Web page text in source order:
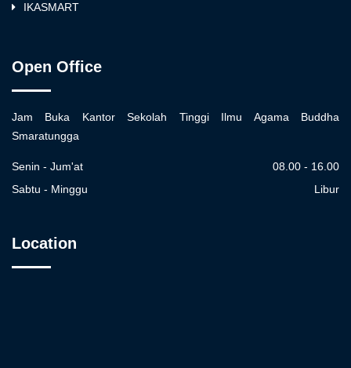
IKASMART
Open Office
Jam Buka Kantor Sekolah Tinggi Ilmu Agama Buddha
Smaratungga
Senin - Jum'at
08.00 - 16.00
Sabtu - Minggu
Libur
Location